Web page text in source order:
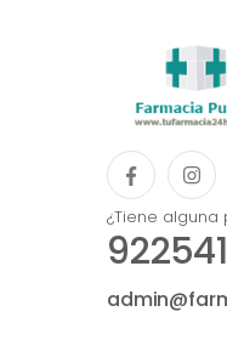
¿Tiene alguna